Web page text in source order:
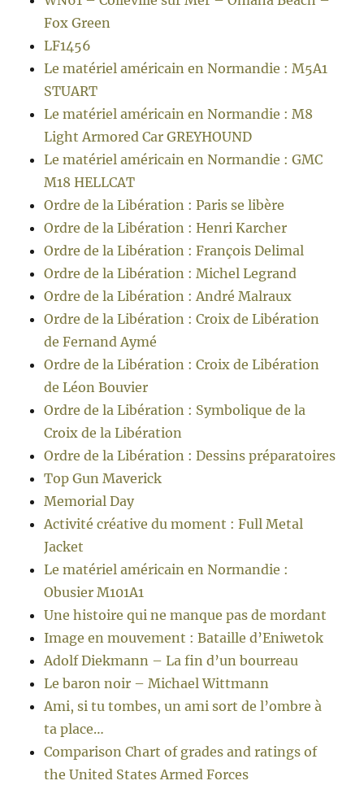
Fox Green
LF1456
Le matériel américain en Normandie : M5A1
STUART
Le matériel américain en Normandie : M8
Light Armored Car GREYHOUND
Le matériel américain en Normandie : GMC
M18 HELLCAT
Ordre de la Libération : Paris se libère
Ordre de la Libération : Henri Karcher
Ordre de la Libération : François Delimal
Ordre de la Libération : Michel Legrand
Ordre de la Libération : André Malraux
Ordre de la Libération : Croix de Libération
de Fernand Aymé
Ordre de la Libération : Croix de Libération
de Léon Bouvier
Ordre de la Libération : Symbolique de la
Croix de la Libération
Ordre de la Libération : Dessins préparatoires
Top Gun Maverick
Memorial Day
Activité créative du moment : Full Metal
Jacket
Le matériel américain en Normandie :
Obusier M101A1
Une histoire qui ne manque pas de mordant
Image en mouvement : Bataille d’Eniwetok
Adolf Diekmann – La fin d’un bourreau
Le baron noir – Michael Wittmann
Ami, si tu tombes, un ami sort de l’ombre à
ta place…
Comparison Chart of grades and ratings of
the United States Armed Forces